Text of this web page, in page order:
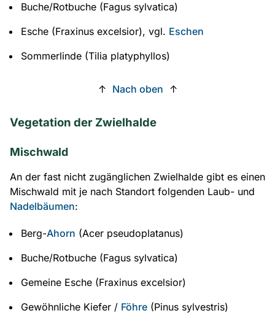
Buche/Rotbuche (Fagus sylvatica)
Esche (Fraxinus excelsior), vgl. Eschen
Sommerlinde (Tilia platyphyllos)
↑ Nach oben ↑
Vegetation der Zwielhalde
Mischwald
An der fast nicht zugänglichen Zwielhalde gibt es einen
Mischwald mit je nach Standort folgenden Laub- und
Nadelbäumen:
Berg-Ahorn (Acer pseudoplatanus)
Buche/Rotbuche (Fagus sylvatica)
Gemeine Esche (Fraxinus excelsior)
Gewöhnliche Kiefer / Föhre (Pinus sylvestris)